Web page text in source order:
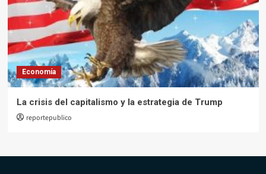
Economía
La crisis del capitalismo y la estrategia de Trump
reportepublico